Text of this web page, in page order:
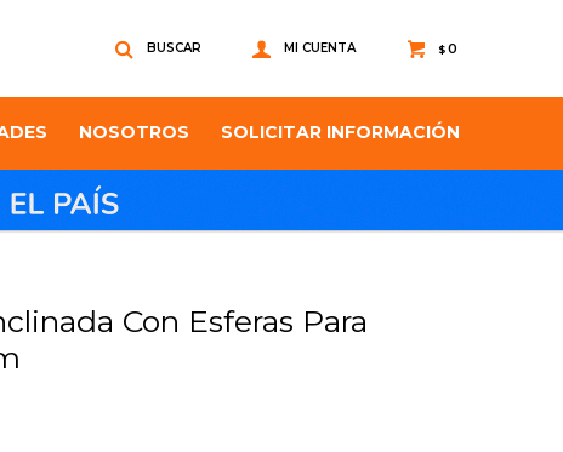
NOSOTROS SOLICITAR INFORMACIÓN
$0
Con Esferas Para